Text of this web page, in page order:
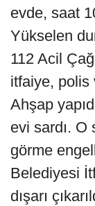
evde, saat
Yükselen
112 Acil
itfaiye, polis
Ahşap
evi sardı. O
görme
Belediyesi
dışarı